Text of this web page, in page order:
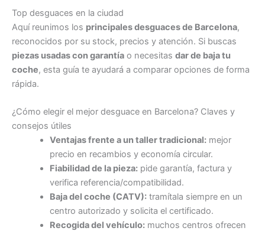
Top desguaces en la ciudad
Aquí reunimos los principales desguaces de Barcelona,
reconocidos por su stock, precios y atención. Si buscas
piezas usadas con garantía o necesitas dar de baja tu
coche, esta guía te ayudará a comparar opciones de forma
rápida.
¿Cómo elegir el mejor desguace en Barcelona? Claves y
consejos útiles
Ventajas frente a un taller tradicional:mejor
precio en recambios y economía circular.
Fiabilidad de la pieza:pide garantía, factura y
verifica referencia/compatibilidad.
Baja del coche (CATV):tramítala siempre en un
centro autorizado y solicita el certificado.
Recogida del vehículo:muchos centros ofrecen